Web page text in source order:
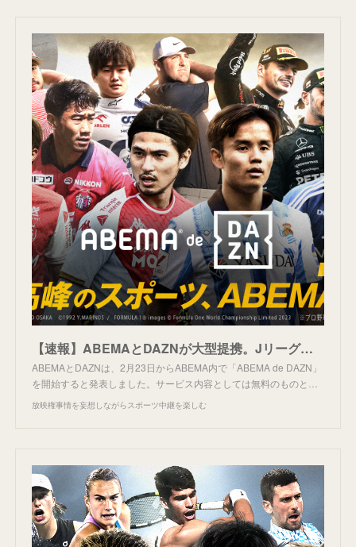
【速報】ABEMAとDAZNが大型提携。Jリーグなど無料配信。
ABEMAとDAZNは、2月23日からABEMA内で「ABEMA de DAZN」
を開始すると発表しました。サービス内容としては無料のものと…
放映権事情を妄想しながらスポーツ中継を楽しむ